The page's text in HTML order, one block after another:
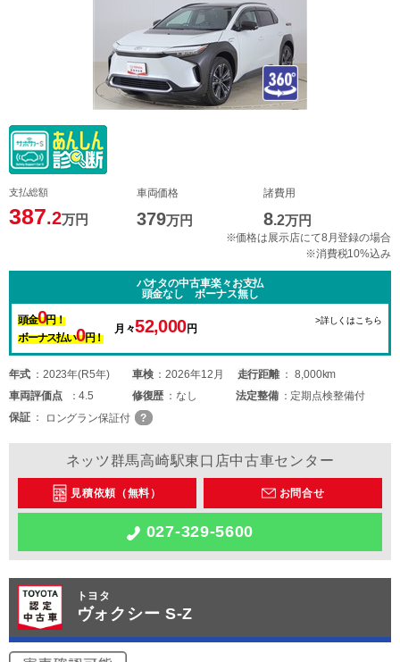
支払総額
387.2万円
車両価格
379万円
諸費用
8.2万円
※価格は展示店にて8月登録の場合
※消費税10%込み
パオタの中古車楽々お支払
頭金なし ボーナス無し
頭金0円！
ボーナス払い0円！
月々52,000円
>詳しくはこちら
年式 2023年(R5年) 車検 2026年12月 走行距離
8,000km
車両評価点 4.5 修復歴 なし 法定整備
定期点検整備付
保証
ロングラン保証付
ネッツ群馬高崎駅東口店中古車センター
見積依頼（無料） お問合せ
027-329-5600
トヨタ
ヴォクシー S-Z